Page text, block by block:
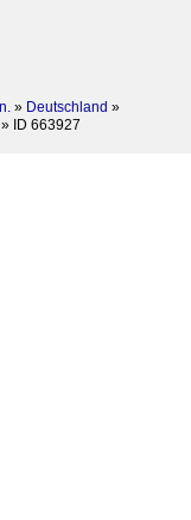
» Deutschland »
» ID 663927